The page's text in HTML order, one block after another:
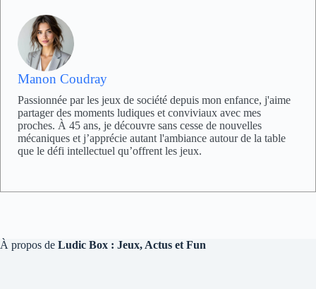
Manon Coudray
Passionnée par les jeux de société depuis mon enfance, j'aime
partager des moments ludiques et conviviaux avec mes
proches. À 45 ans, je découvre sans cesse de nouvelles
mécaniques et j’apprécie autant l'ambiance autour de la table
que le défi intellectuel qu’offrent les jeux.
À propos de Ludic Box : Jeux, Actus et Fun